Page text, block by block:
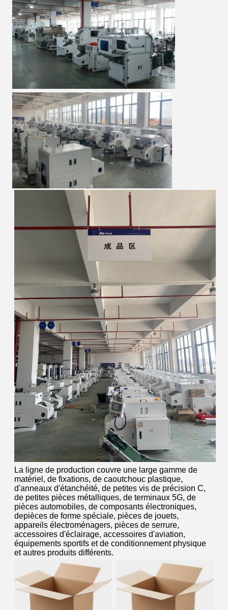
La ligne de production couvre une large gamme de
matériel, de fixations, de caoutchouc plastique,
d'anneaux d'étanchéité, de petites vis de précision C,
de petites pièces métalliques, de terminaux 5G, de
pièces automobiles, de composants électroniques,
depièces de forme spéciale, pièces de jouets,
appareils électroménagers, pièces de serrure,
accessoires d'éclairage, accessoires d'aviation,
équipements sportifs et de conditionnement physique
et autres produits différents.